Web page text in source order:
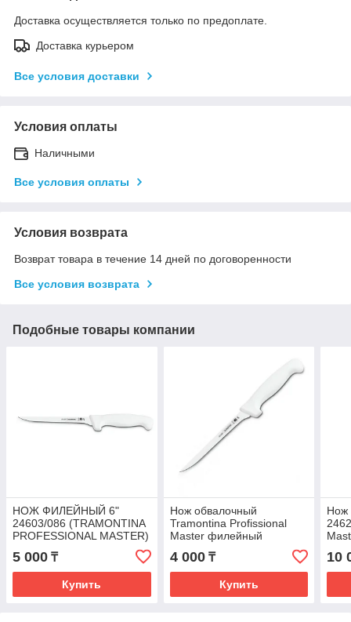
Доставка осуществляется только по предоплате.
Доставка курьером
Все условия доставки
Условия оплаты
Наличными
Все условия оплаты
Условия возврата
Возврат товара в течение 14 дней по договоренности
Все условия возврата
Подобные товары компании
НОЖ ФИЛЕЙНЫЙ 6"
24603/086 (TRAMONTINA
PROFESSIONAL MASTER)
5 000 ₸
Купить
Нож обвалочный
Tramontina Profissional
Master филейный
(24603/086)
4 000₸
Купить
Нож
10